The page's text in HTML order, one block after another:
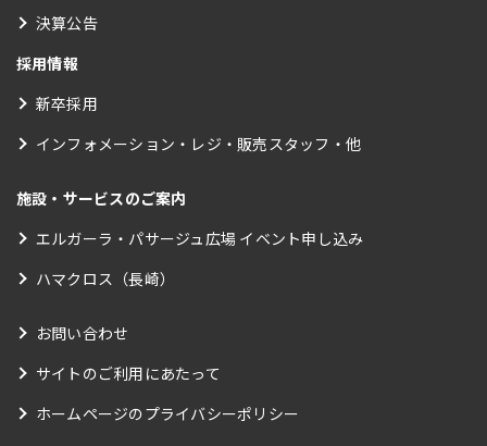
決算公告
採用情報
新卒採用
インフォメーション・レジ・販売スタッフ・他
施設・サービスのご案内
エルガーラ・パサージュ広場 イベント申し込み
ハマクロス（長崎）
お問い合わせ
サイトのご利用にあたって
ホームページのプライバシーポリシー